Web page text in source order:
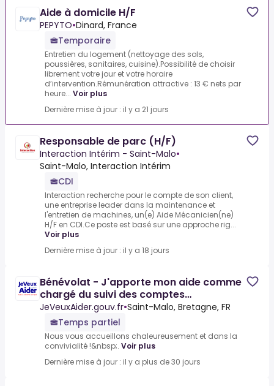
Aide à domicile H/F
PEPYTO•Dinard, France
Temporaire
Entretien du logement (nettoyage des sols,
poussières, sanitaires, cuisine).Possibilité de choisir
librement votre jour et votre horaire
d’intervention.Rémunération attractive : 13 € nets par
heure... Voir plus
Dernière mise à jour : il y a 21 jours
Responsable de parc (H/F)
Interaction Intérim - Saint-Malo•
Saint-Malo, Interaction Intérim
CDI
Interaction recherche pour le compte de son client,
une entreprise leader dans la maintenance et
l'entretien de machines, un(e) Aide Mécanicien(ne)
H/F en CDI.Ce poste est basé sur une approche rig...
Voir plus
Dernière mise à jour : il y a 18 jours
Bénévolat - J'apporte mon aide comme
chargé du suivi des comptes
(trésorerie) d'un comité France
JeVeuxAider.gouv.fr•Saint-Malo, Bretagne, FR
Temps partiel
Nous vous accueillons chaleureusement et dans la
convivialité !&nbsp;. Voir plus
Dernière mise à jour : il y a plus de 30 jours